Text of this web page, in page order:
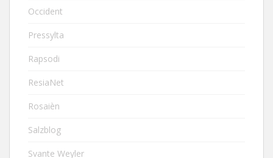
Occident
Pressylta
Rapsodi
ResiaNet
Rosaièn
Salzblog
Svante Weyler